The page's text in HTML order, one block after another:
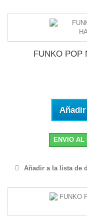
FUNKO POP
ENVIO AL
Añadir a la lista de